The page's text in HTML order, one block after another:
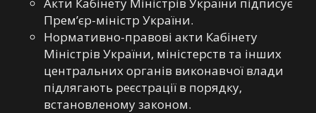
Прем’єр-міністр України.
Нормативно-правові акти Кабінету
Міністрів України, міністерств та інших
центральних органів виконавчої влади
підлягають реєстрації в порядку,
встановленому законом.